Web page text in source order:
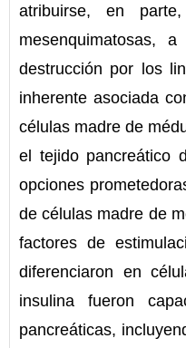
atribuirse, en
mesenquimatosas,
destrucción por los
inherente asociada
células madre de
el tejido pancreático
opciones
de células madre de
factores de
diferenciaron en
insulina fueron
pancreáticas,